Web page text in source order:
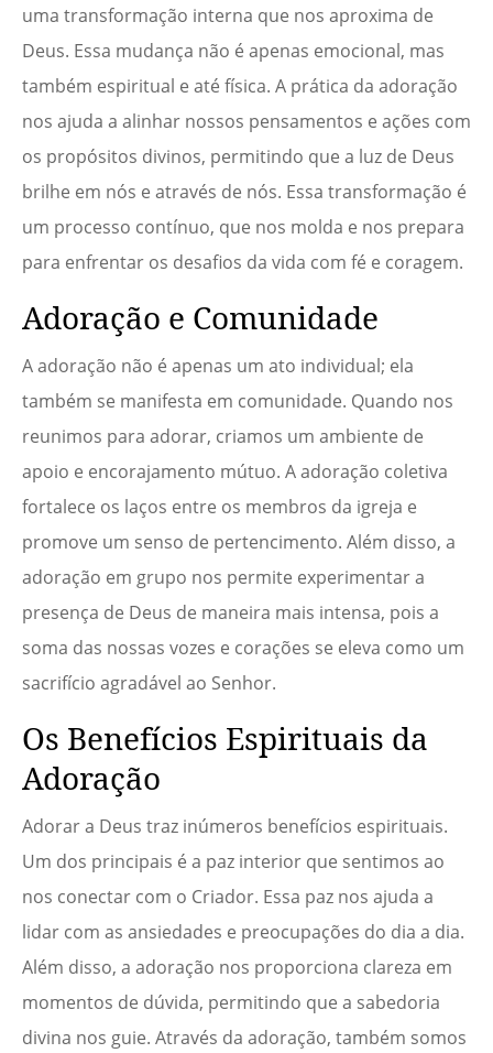
uma transformação interna que nos aproxima de
Deus. Essa mudança não é apenas emocional, mas
também espiritual e até física. A prática da adoração
nos ajuda a alinhar nossos pensamentos e ações com
os propósitos divinos, permitindo que a luz de Deus
brilhe em nós e através de nós. Essa transformação é
um processo contínuo, que nos molda e nos prepara
para enfrentar os desafios da vida com fé e coragem.
Adoração e Comunidade
A adoração não é apenas um ato individual; ela
também se manifesta em comunidade. Quando nos
reunimos para adorar, criamos um ambiente de
apoio e encorajamento mútuo. A adoração coletiva
fortalece os laços entre os membros da igreja e
promove um senso de pertencimento. Além disso, a
adoração em grupo nos permite experimentar a
presença de Deus de maneira mais intensa, pois a
soma das nossas vozes e corações se eleva como um
sacrifício agradável ao Senhor.
Os Benefícios Espirituais da
Adoração
Adorar a Deus traz inúmeros benefícios espirituais.
Um dos principais é a paz interior que sentimos ao
nos conectar com o Criador. Essa paz nos ajuda a
lidar com as ansiedades e preocupações do dia a dia.
Além disso, a adoração nos proporciona clareza em
momentos de dúvida, permitindo que a sabedoria
divina nos guie. Através da adoração, também somos